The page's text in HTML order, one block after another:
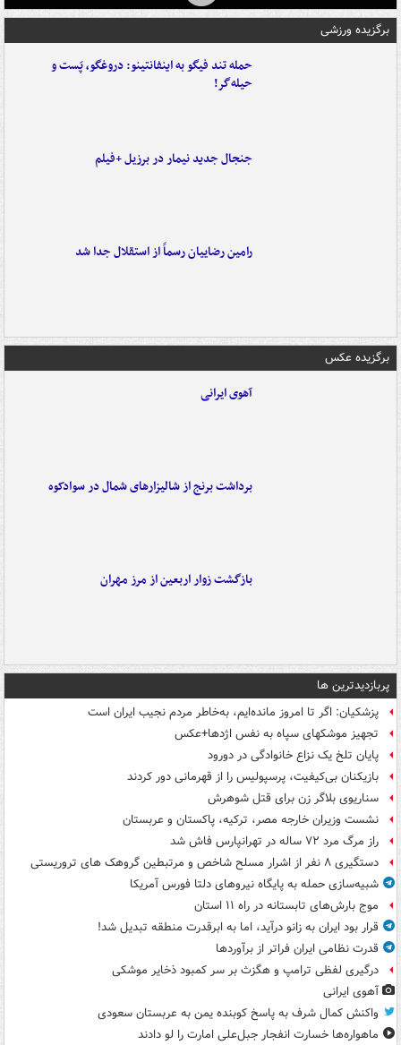
برگزیده ورزشی
حمله تند فیگو به اینفانتینو: دروغگو، پَست‌ و
حیله‌گر!
جنجال جدید نیمار در برزیل +فیلم
رامین رضاییان رسماً از استقلال جدا شد
برگزیده عکس
آهوی ایرانی
برداشت برنج از شالیزارهای شمال در سوادکوه
بازگشت زوار اربعین از مرز مهران
پربازدیدترین ها
پزشکیان: اگر تا امروز مانده‌ایم، به‌خاطر مردم نجیب ایران است
تجهیز موشکهای سپاه به نفس اژدها+عکس
پایان تلخ یک نزاع خانوادگی در دورود
بازیکنان بی‌کیفیت، پرسپولیس را از قهرمانی دور کردند
سناریوی بلاگر زن برای قتل شوهرش
نشست وزیران خارجه مصر، ترکیه، پاکستان و عربستان
راز مرگ مرد ۷۲ ساله در تهرانپارس فاش شد
دستگیری ۸ نفر از اشرار مسلح شاخص و مرتبطین گروهک های تروریستی
شبیه‌سازی حمله به پایگاه نیروهای دلتا فورس آمریکا
موج بارش‌های تابستانه در راه ۱۱ استان
قرار بود ایران به زانو درآید، اما به ابرقدرت منطقه تبدیل شد!
قدرت نظامی ایران فراتر از برآوردها
درگیری لفظی ترامپ و هگزث بر سر کمبود ذخایر موشکی
آهوی ایرانی
واکنش کمال شرف به پاسخ کوبنده یمن به عربستان سعودی
ماهواره‌ها خسارت انفجار جبل‌علی امارت را لو دادند